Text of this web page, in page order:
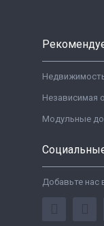
Независимая
Модульные
Добавьте